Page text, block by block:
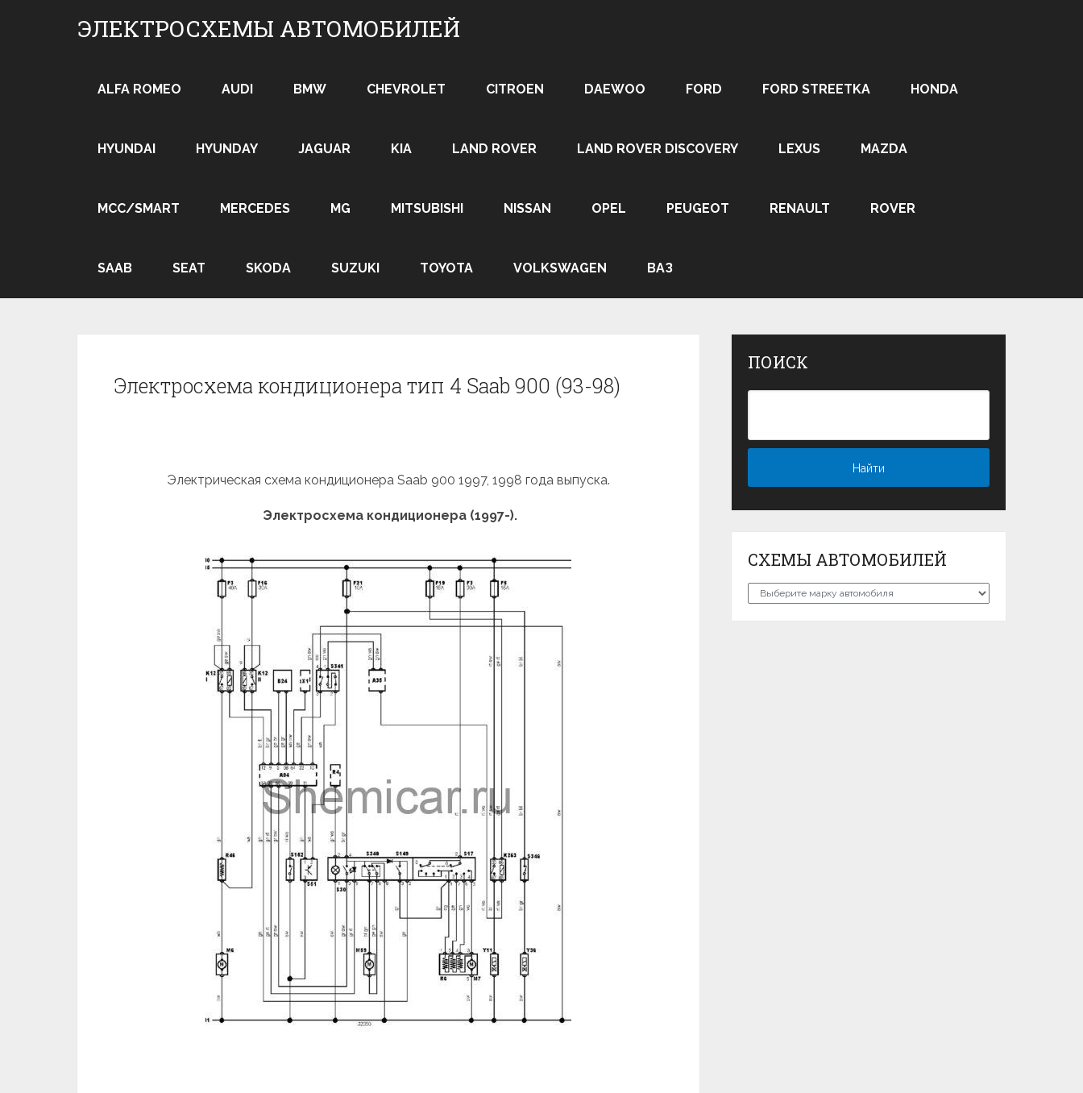
ЭЛЕКТРОСХЕМЫ АВТОМОБИЛЕЙ
ALFA ROMEO AUDI BMW CHEVROLET CITROEN DAEWOO FORD FORD STREETKA HONDA
HYUNDAI HYUNDAY JAGUAR KIA LAND ROVER LAND ROVER DISCOVERY LEXUS MAZDA
MCC/SMART MERCEDES MG MITSUBISHI NISSAN OPEL PEUGEOT RENAULT ROVER
SAAB SEAT SKODA SUZUKI TOYOTA VOLKSWAGEN ВАЗ
Электросхема кондиционера тип 4 Saab 900 (93-98)
Электрическая схема кондиционера Saab 900 1997, 1998 года выпуска.
Электросхема кондиционера (1997-).
ПОИСК
СХЕМЫ АВТОМОБИЛЕЙ
Схемы